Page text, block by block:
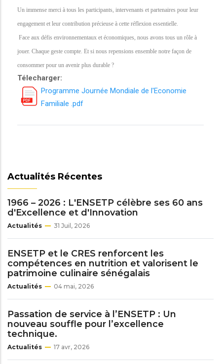
Un immense merci à tous les participants, intervenants et partenaires pour leur
engagement et leur contribution précieuse à cette réflexion essentielle.
Face aux défis environnementaux et économiques, nous avons tous un rôle à
jouer. Chaque geste compte. Et si nous repensions ensemble notre façon de
consommer pour un avenir plus durable ?
Télecharger:
Programme Journée Mondiale de l'Economie
Familiale .pdf
Actualités Récentes
1966 – 2026 : L'ENSETP célèbre ses 60 ans
d'Excellence et d'Innovation
Actualités 31 Juil, 2026
ENSETP et le CRES renforcent les
compétences en nutrition et valorisent le
patrimoine culinaire sénégalais
Actualités 04 mai, 2026
Passation de service à l’ENSETP : Un
nouveau souffle pour l’excellence
technique.
Actualités 17 avr, 2026